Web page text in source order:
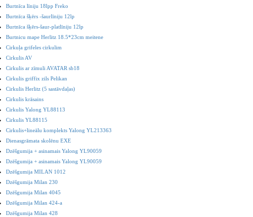
Burtnīca līniju 18lpp Freko
Burtnīca šķērs -šaurlīniju 12lp
Burtnīca šķērs-šaur-platlīniju 12lp
Burtnicu mape Herlitz 18.5*23cm meitene
Cirkuļa grifeles cirkulim
Cirkulis AV
Cirkulis ar zīmuli AVATAR sb18
Cirkulis griffix zils Pelikan
Cirkulis Herlitz (5 sastāvdaļas)
Cirkulis krāsains
Cirkulis Yalong YL88113
Cirkulis YL88115
Cirkulis+lineālu komplekts Yalong YL213363
Dienasgrāmata skolēnu EXE
Dzēšgumija + asinamais Yalong YL90059
Dzēšgumija + asinamais Yalong YL90059
Dzēšgumija MILAN 1012
Dzēšgumija Milan 230
Dzēšgumija Milan 4045
Dzēšgumija Milan 424-a
Dzēšgumija Milan 428